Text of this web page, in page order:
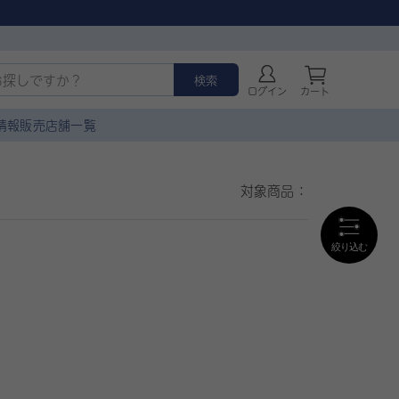
検索
ログイン カート
報販売店舗一覧
対象商品：